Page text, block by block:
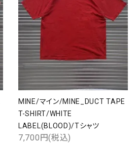
MINE/マイン/MINE_DUCT TAPE
T-SHIRT/WHITE
LABEL(BLOOD)/Tシャツ
7,700円(税込)